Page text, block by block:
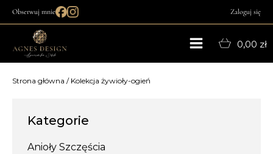
Obserwuj mnie Zaloguj się
0,00 zł
Strona główna / Kolekcja żywioły-ogień
Kategorie
Anioły Szczęścia